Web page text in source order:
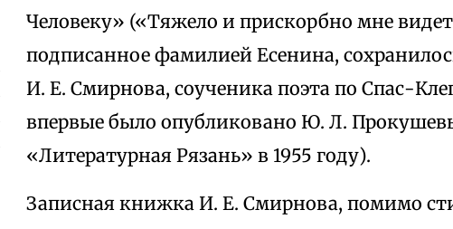
Человеку» («Тяжело и прискорбно мне
подписанное фамилией Есенина,
И. Е. Смирнова, соученика поэта по Спас-
впервые было опубликовано Ю. Л.
«Литературная Рязань» в 1955 году).
Записная книжка И. Е. Смирнова, помимо